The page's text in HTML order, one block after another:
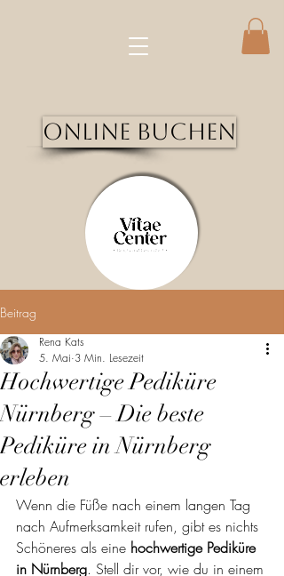
Online Buchen
Beitrag
Hochwertige Pediküre
Nürnberg – Die beste
Pediküre in Nürnberg
erleben
Rena Kats
5. Mai 3 Min. Lesezeit
Wenn die Füße nach einem langen Tag
nach Aufmerksamkeit rufen, gibt es nichts
Schöneres als eine hochwertige Pediküre
in Nürnberg. Stell dir vor, wie du in einem